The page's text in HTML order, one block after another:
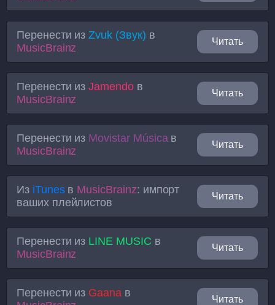
Перенести изZvuk (Звук) в
MusicBrainz
Читать
Перенести изJamendoв
MusicBrainz
Читать
Перенести из Movistar Músicaв
MusicBrainz
Читать
Из iTunesв MusicBrainz: импорт
ваших плейлистов
Читать
Перенести из LINE MUSIC в
MusicBrainz
Читать
Перенести из Gaana в
Читать